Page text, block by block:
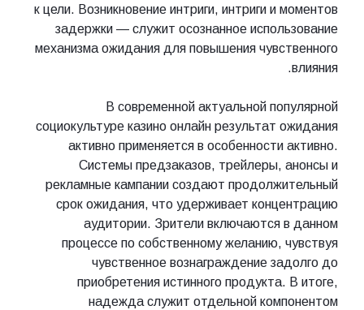
к цели. Возникновение интриги, интриги и моментов
задержки — служит осознанное использование
механизма ожидания для повышения чувственного
влияния.
В современной актуальной популярной
социокультуре казино онлайн результат ожидания
активно применяется в особенности активно.
Системы предзаказов, трейлеры, анонсы и
рекламные кампании создают продолжительный
срок ожидания, что удерживает концентрацию
аудитории. Зрители включаются в данном
процессе по собственному желанию, чувствуя
чувственное вознаграждение задолго до
приобретения истинного продукта. В итоге,
надежда служит отдельной компонентом